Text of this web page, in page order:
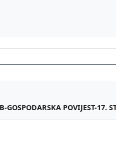
GOSPODARSKA POVIJEST-17.